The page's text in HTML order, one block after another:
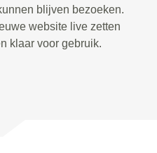
blijven bezoeken.
website live zetten
klaar voor gebruik.